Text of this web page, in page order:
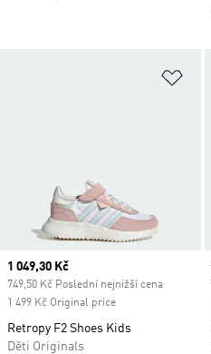
Current price
1 049,30 Kč
749,50 Kč Poslední nejnižší cena
1 499 Kč Original price
Retropy F2 Shoes Kids
Děti Originals